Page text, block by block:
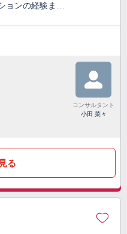
ョンの経験ま…
コンサルタント
小田 菜々
る